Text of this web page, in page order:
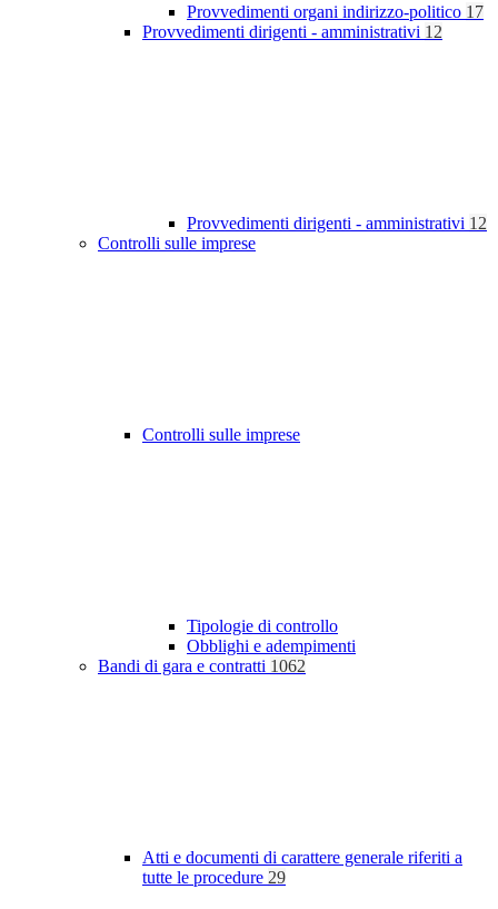
Provvedimenti organi indirizzo-politico 17
Provvedimenti dirigenti - amministrativi 12
Provvedimenti dirigenti - amministrativi 12
Controlli sulle imprese
Controlli sulle imprese
Tipologie di controllo
Obblighi e adempimenti
Bandi di gara e contratti 1062
Atti e documenti di carattere generale riferiti a
tutte le procedure 29